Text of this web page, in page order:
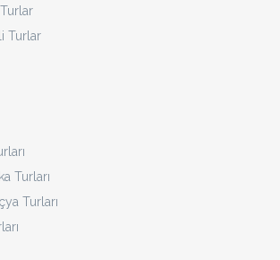
Turlar
Turları
Turları